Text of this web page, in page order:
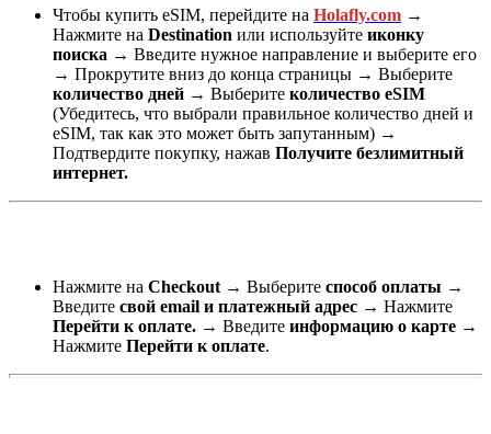
Чтобы купить eSIM, перейдите на Holafly.com →
Нажмите на Destination или используйте иконку
поиска → Введите нужное направление и выберите его
→ Прокрутите вниз до конца страницы → Выберите
количество дней → Выберите количество eSIM
(Убедитесь, что выбрали правильное количество дней и
eSIM, так как это может быть запутанным) →
Подтвердите покупку, нажав Получите безлимитный
интернет.
Нажмите на Checkout → Выберите способ оплаты →
Введите свой email и платежный адрес → Нажмите
Перейти к оплате. → Введите информацию о карте →
Нажмите Перейти к оплате.